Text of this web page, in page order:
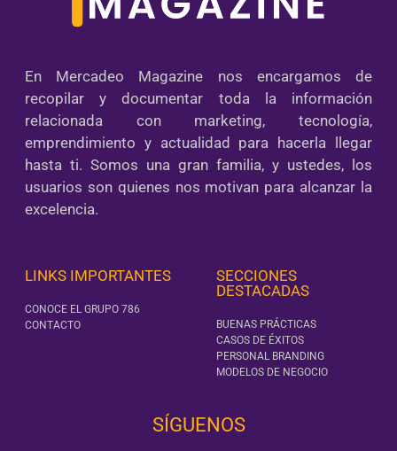
En Mercadeo Magazine nos encargamos de
recopilar y documentar toda la información
relacionada con marketing, tecnología,
emprendimiento y actualidad para hacerla llegar
hasta ti. Somos una gran familia, y ustedes, los
usuarios son quienes nos motivan para alcanzar la
excelencia.
LINKS IMPORTANTES
CONOCE EL GRUPO 786
CONTACTO
SECCIONES
DESTACADAS
BUENAS PRÁCTICAS
CASOS DE ÉXITOS
PERSONAL BRANDING
MODELOS DE NEGOCIO
SÍGUENOS‎